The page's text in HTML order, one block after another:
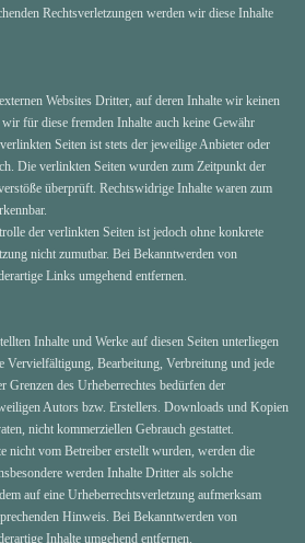
Rechtsverletzungen werden wir diese Inhalte
Websites Dritter, auf deren Inhalte wir keinen
für diese fremden Inhalte auch keine Gewähr
Seiten ist stets der jeweilige Anbieter oder
Die verlinkten Seiten wurden zum Zeitpunkt der
überprüft. Rechtswidrige Inhalte waren zum
der verlinkten Seiten ist jedoch ohne konkrete
nicht zumutbar. Bei Bekanntwerden von
Links umgehend entfernen.
Inhalte und Werke auf diesen Seiten unterliegen
Vervielfältigung, Bearbeitung, Verbreitung und jede
Grenzen des Urheberrechtes bedürfen der
Autors bzw. Erstellers. Downloads und Kopien
nicht kommerziellen Gebrauch gestattet.
nicht vom Betreiber erstellt wurden, werden die
werden Inhalte Dritter als solche
auf eine Urheberrechtsverletzung aufmerksam
Hinweis. Bei Bekanntwerden von
Inhalte umgehend entfernen.